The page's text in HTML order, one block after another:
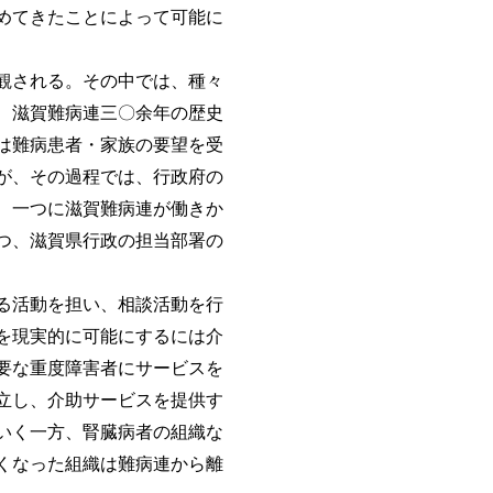
てきたことによって可能に
れる。その中では、種々
滋賀難病連三〇余年の歴史
難病患者・家族の要望を受
、その過程では、行政府の
一つに滋賀難病連が働きか
、滋賀県行政の担当部署の
動を担い、相談活動を行
現実的に可能にするには介
な重度障害者にサービスを
し、介助サービスを提供す
く一方、腎臓病者の組織な
なった組織は難病連から離